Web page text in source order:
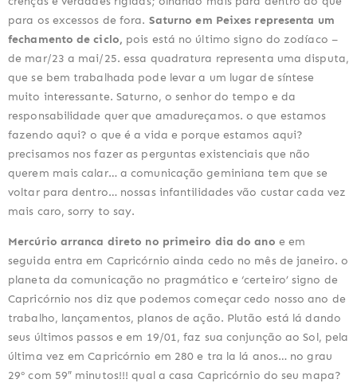
para os excessos de fora. Saturno em Peixes representa um
fechamento de ciclo, pois está no último signo do zodíaco –
de mar/23 a mai/25. essa quadratura representa uma disputa,
que se bem trabalhada pode levar a um lugar de síntese
muito interessante. Saturno, o senhor do tempo e da
responsabilidade quer que amadureçamos. o que estamos
fazendo aqui? o que é a vida e porque estamos aqui?
precisamos nos fazer as perguntas existenciais que não
querem mais calar… a comunicação geminiana tem que se
voltar para dentro… nossas infantilidades vão custar cada vez
mais caro, sorry to say.
Mercúrio arranca direto no primeiro dia do ano e em
seguida entra em Capricórnio ainda cedo no mês de janeiro. o
planeta da comunicação no pragmático e ‘certeiro’ signo de
Capricórnio nos diz que podemos começar cedo nosso ano de
trabalho, lançamentos, planos de ação. Plutão está lá dando
seus últimos passos e em 19/01, faz sua conjunção ao Sol, pela
última vez em Capricórnio em 280 e tra la lá anos… no grau
29º com 59″ minutos!!! qual a casa Capricórnio do seu mapa?